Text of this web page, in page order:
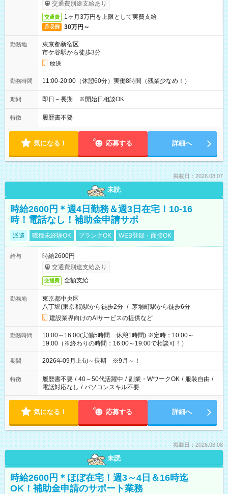
交通費別途支給あり
交通費 1ヶ月3万円を上限として実費支給
月収例 30万円～
勤務地
東京都新宿区
市ケ谷駅から徒歩3分
放送
勤務時間 11:00-20:00（休憩60分）実働8時間（残業少なめ！）
期間 即日～長期 ※開始日相談OK
特徴 履歴書不要
気になる！ 応募する 詳細へ
掲載日：2026.08.07
未読
時給2600円＊週4日勤務＆週3日在宅！10-16
時！電話なし！補助金申請サポ
派遣 職種未経験OK ブランクOK WEB登録・面接OK
給与
時給2600円
交通費別途支給あり
交通費 全額支給
勤務地
東京都中央区
八丁堀(東京都)駅から徒歩2分 / 茅場町駅から徒歩6分
建設業界向けのAIサービスの提供など
勤務時間
10:00～16:00(実働5時間 休憩1時間) ※定時：10:00～
19:00（※終わりの時間：16:00～19:00で相談可！）
期間 2026年09月上旬～長期 ※9月～！
特徴 履歴書不要 / 40～50代活躍中 / 副業・WワークOK / 服装自由 /
電話対応なし / パソコンスキル不要
気になる！ 応募する 詳細へ
掲載日：2026.08.08
未読
時給2600円＊ほぼ在宅！週3～4日＆16時迄
OK！補助金申請のサポート業務